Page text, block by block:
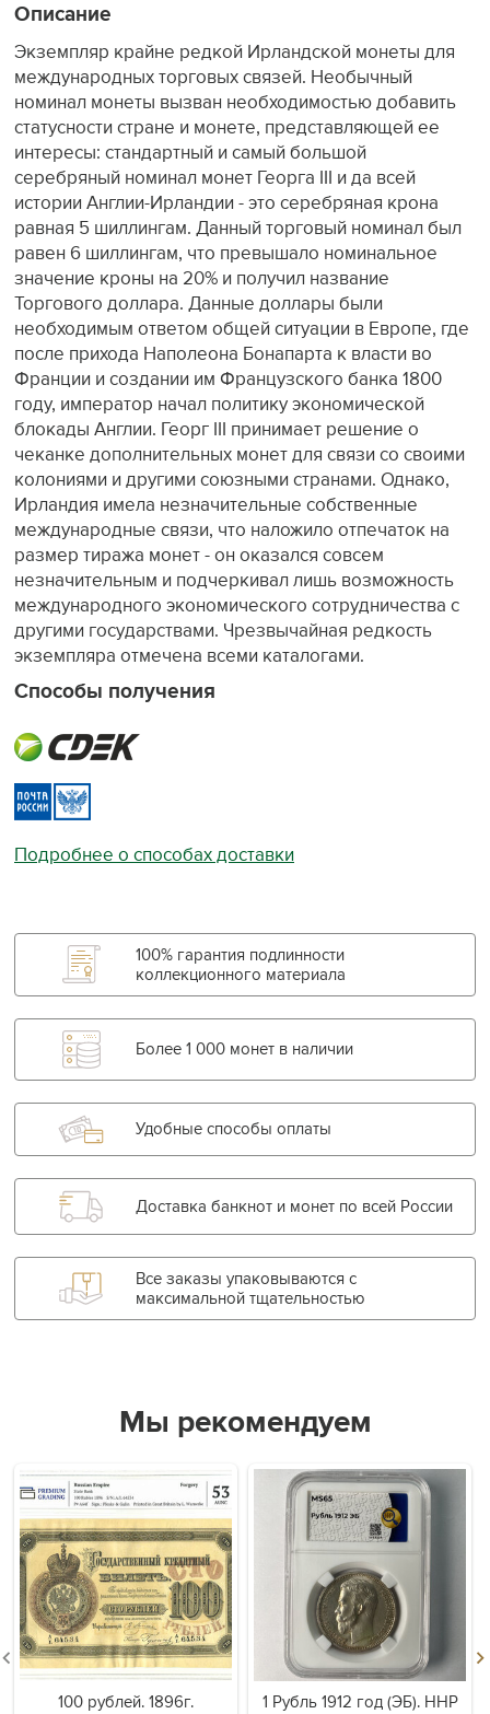
Описание
Экземпляр крайне редкой Ирландской монеты для
международных торговых связей. Необычный
номинал монеты вызван необходимостью добавить
статусности стране и монете, представляющей ее
интересы: стандартный и самый большой
серебряный номинал монет Георга III и да всей
истории Англии-Ирландии - это серебряная крона
равная 5 шиллингам. Данный торговый номинал был
равен 6 шиллингам, что превышало номинальное
значение кроны на 20% и получил название
Торгового доллара. Данные доллары были
необходимым ответом общей ситуации в Европе, где
после прихода Наполеона Бонапарта к власти во
Франции и создании им Французского банка 1800
году, император начал политику экономической
блокады Англии. Георг III принимает решение о
чеканке дополнительных монет для связи со своими
колониями и другими союзными странами. Однако,
Ирландия имела незначительные собственные
международные связи, что наложило отпечаток на
размер тиража монет - он оказался совсем
незначительным и подчеркивал лишь возможность
международного экономического сотрудничества с
другими государствами. Чрезвычайная редкость
экземпляра отмечена всеми каталогами.
Способы получения
Подробнее о способах доставки
100% гарантия подлинности
коллекционного материала
Более 1 000 монет в наличии
Удобные способы оплаты
Доставка банкнот и монет по всей России
Все заказы упаковываются с
максимальной тщательностью
Мы рекомендуем
100 рублей. 1896г.
1 Рубль 1912 год (ЭБ). ННР